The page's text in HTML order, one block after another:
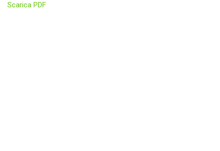
Scarica PDF